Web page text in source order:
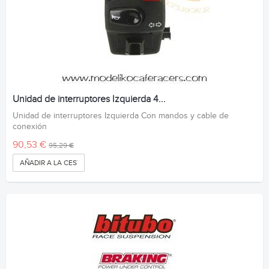
Unidad de interruptores Izquierda 4...
Unidad de interruptores Izquierda Con mandos y cable de
conexión
90,53 € 95,29 €
AÑADIR A LA CESTA